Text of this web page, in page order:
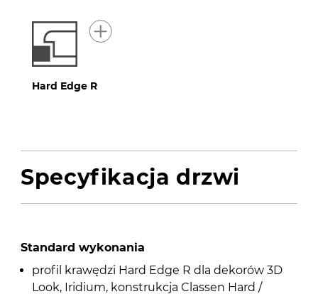
Hard Edge R
Specyfikacja drzwi
Standard wykonania
profil krawędzi Hard Edge R dla dekorów 3D
Look, Iridium, konstrukcja Classen Hard /